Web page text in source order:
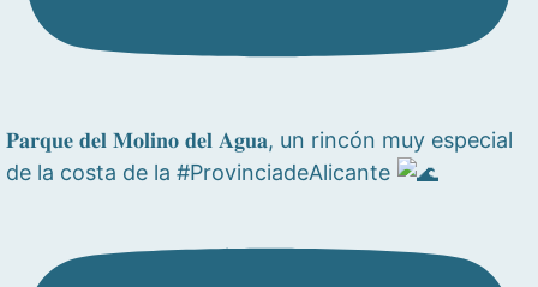
𝐏𝐚𝐫𝐪𝐮𝐞 𝐝𝐞𝐥 𝐌𝐨𝐥𝐢𝐧𝐨 𝐝𝐞𝐥 𝐀𝐠𝐮𝐚, un rincón muy especial
de la costa de la #ProvinciadeAlicante